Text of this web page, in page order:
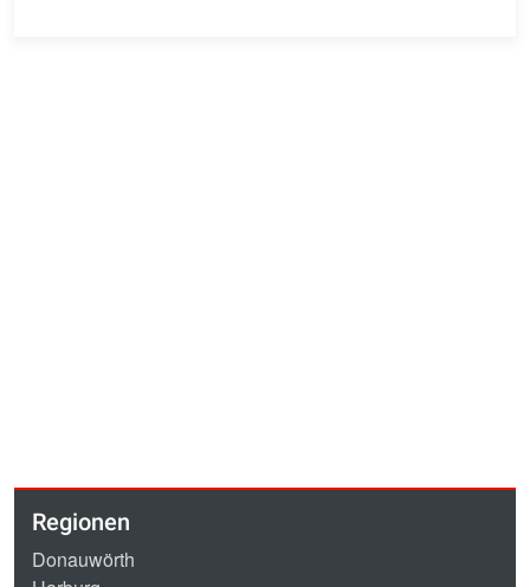
Regionen
Donauwörth